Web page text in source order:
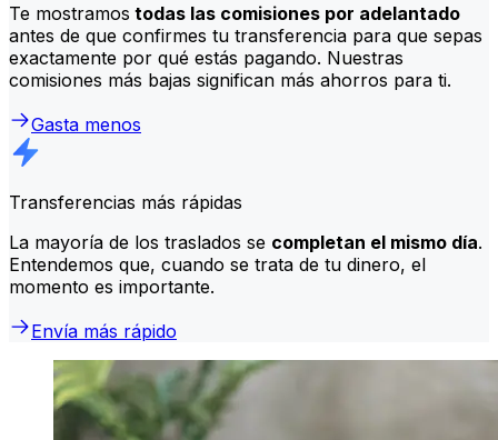
Te mostramos todas las comisiones por adelantado
antes de que confirmes tu transferencia para que sepas
exactamente por qué estás pagando. Nuestras
comisiones más bajas significan más ahorros para ti.
Gasta menos
Transferencias más rápidas
La mayoría de los traslados se completan el mismo día.
Entendemos que, cuando se trata de tu dinero, el
momento es importante.
Envía más rápido